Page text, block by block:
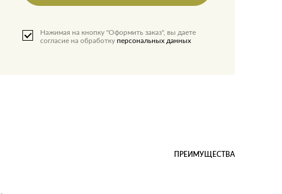
Нажимая на кнопку "Оформить заказ", вы даете
согласие на обработку персональных данных
ПРЕИМУЩЕСТВА